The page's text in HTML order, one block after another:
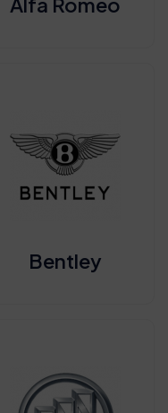
Bentley